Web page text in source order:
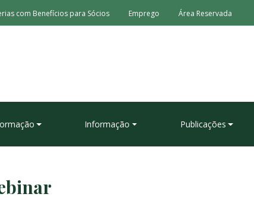
com Benefícios para Sócios Emprego Área Reservada
Informação Publicações